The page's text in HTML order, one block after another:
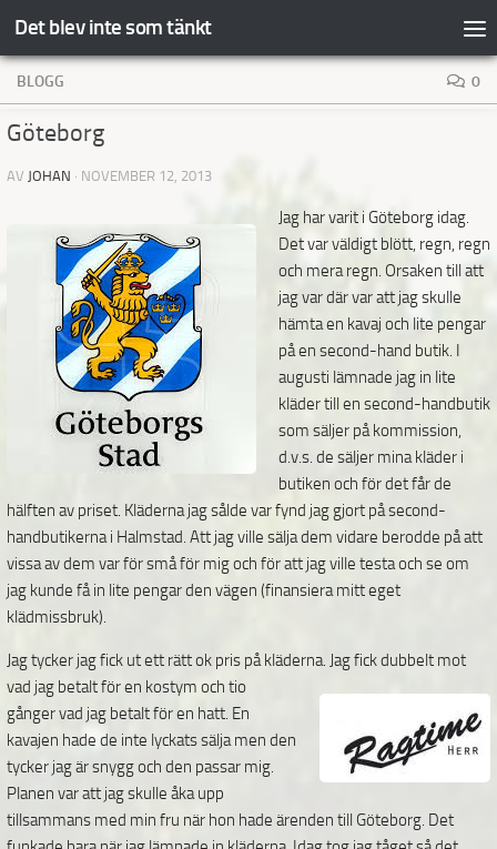
Hoppa till innehåll
Det blev inte som tänkt
BLOGG 0
Göteborg
AV JOHAN · NOVEMBER 12, 2013
Jag har varit i Göteborg idag.
Det var väldigt blött, regn, regn
och mera regn. Orsaken till att
jag var där var att jag skulle
hämta en kavaj och lite pengar
på en second-hand butik. I
augusti lämnade jag in lite
kläder till en second-handbutik
som säljer på kommission,
d.v.s. de säljer mina kläder i
butiken och för det får de
hälften av priset. Kläderna jag sålde var fynd jag gjort på second-
handbutikerna i Halmstad. Att jag ville sälja dem vidare berodde på att
vissa av dem var för små för mig och för att jag ville testa och se om
jag kunde få in lite pengar den vägen (finansiera mitt eget
klädmissbruk).
Jag tycker jag fick ut ett rätt ok pris på kläderna. Jag fick dubbelt mot
vad jag betalt för en kostym och tio
gånger vad jag betalt för en hatt. En
kavajen hade de inte lyckats sälja men den
tycker jag är snygg och den passar mig.
Planen var att jag skulle åka upp
tillsammans med min fru när hon hade ärenden till Göteborg. Det